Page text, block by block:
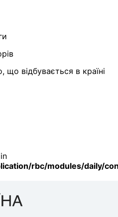
що відбувається в країні
rbc/modules/daily/